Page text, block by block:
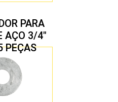
PARA
AÇO 3/4″
PEÇAS